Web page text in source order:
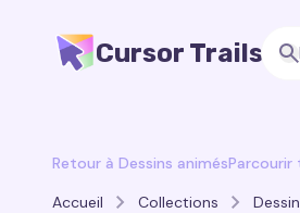
Cursor Trails
Retour à Dessins animésParcourir
Accueil
Collections